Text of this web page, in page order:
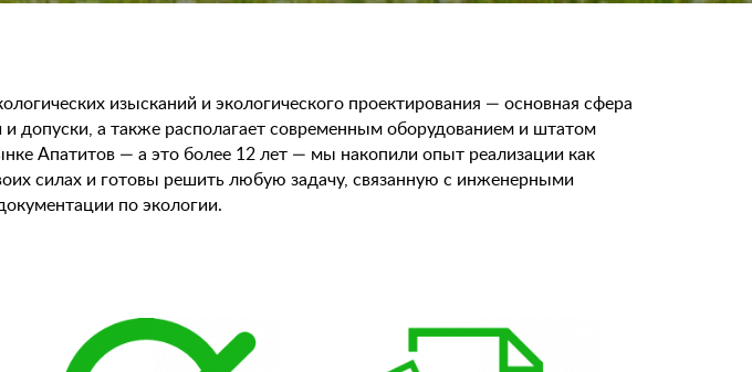
изысканий и экологического проектирования — основная сфера
а также располагает современным оборудованием и штатом
Апатитов — а это более 12 лет — мы накопили опыт реализации как
силах и готовы решить любую задачу, связанную с инженерными
по экологии.